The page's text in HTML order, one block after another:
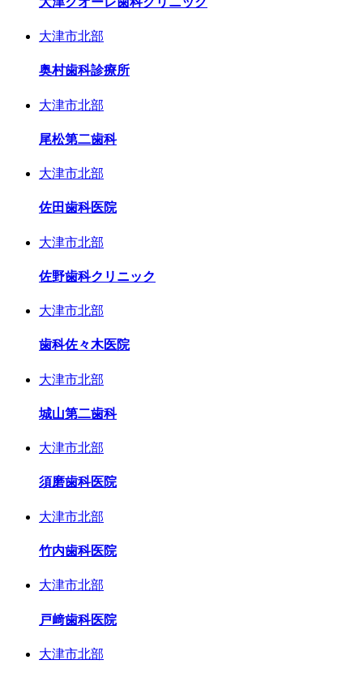
大津市北部
奥村歯科診療所
大津市北部
尾松第二歯科
大津市北部
佐田歯科医院
大津市北部
佐野歯科クリニック
大津市北部
歯科佐々木医院
大津市北部
城山第二歯科
大津市北部
須磨歯科医院
大津市北部
竹内歯科医院
大津市北部
戸﨑歯科医院
大津市北部